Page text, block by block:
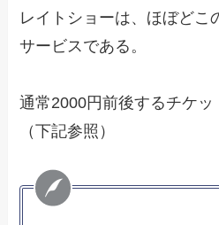
レイトショーは、ほぼどこ
サービスである。
通常2000円前後するチケ
（下記参照）